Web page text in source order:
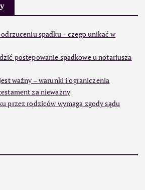
spadku – czego unikać w
postępowanie spadkowe u notariusza
ważny – warunki i ograniczenia
za nieważny
przez rodziców wymaga zgody sądu